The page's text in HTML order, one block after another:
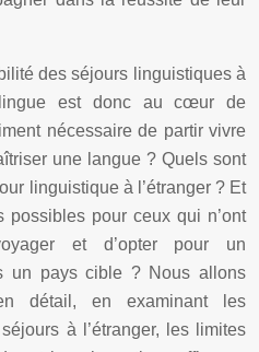
des séjours linguistiques à
est donc au cœur de
nécessaire de partir vivre
une langue ? Quels sont
linguistique à l’étranger ? Et
pour ceux qui n’ont
et d’opter pour un
un pays cible ? Nous allons
détail, en examinant les
à l’étranger, les limites